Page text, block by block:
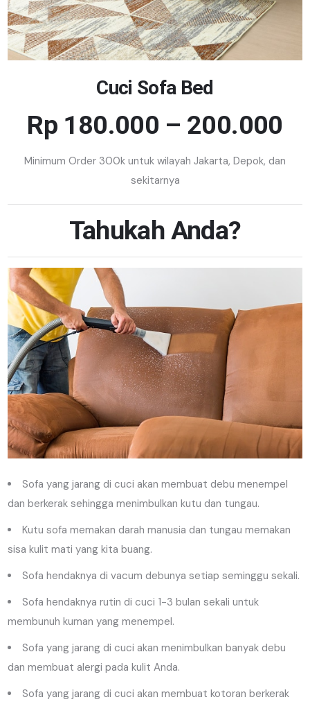
Cuci Sofa Bed
Rp 180.000 – 200.000
Minimum Order 300k untuk wilayah Jakarta, Depok, dan
sekitarnya
Tahukah Anda?
Sofa yang jarang di cuci akan membuat debu menempel
dan berkerak sehingga menimbulkan kutu dan tungau.
Kutu sofa memakan darah manusia dan tungau memakan
sisa kulit mati yang kita buang.
Sofa hendaknya di vacum debunya setiap seminggu sekali.
Sofa hendaknya rutin di cuci 1-3 bulan sekali untuk
membunuh kuman yang menempel.
Sofa yang jarang di cuci akan menimbulkan banyak debu
dan membuat alergi pada kulit Anda.
Sofa yang jarang di cuci akan membuat kotoran berkerak